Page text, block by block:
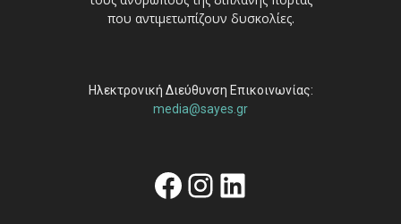
που αντιμετωπίζουν δυσκολίες.
Ηλεκτρονική Διεύθυνση Επικοινωνίας:
media@sayes.gr
Facebook
Instagram
Linkedin